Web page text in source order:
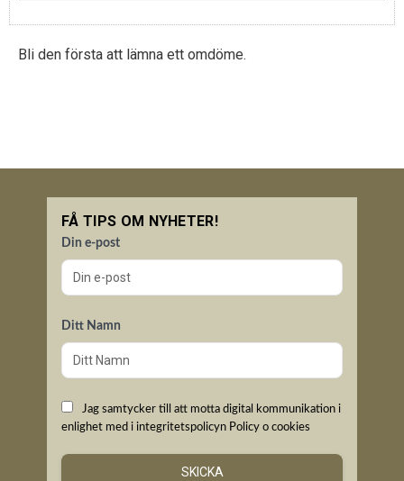
Bli den första att lämna ett omdöme.
FÅ TIPS OM NYHETER!
Din e-post
Ditt Namn
Jag samtycker till att motta digital kommunikation i
enlighet med i integritetspolicyn Policy o cookies
SKICKA